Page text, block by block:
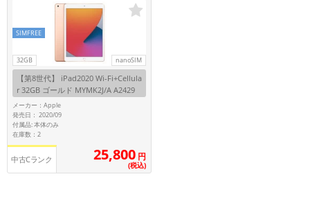
32GB nanoSIM
SIMFREE
【第8世代】 iPad2020 Wi-Fi+Cellula
r 32GB ゴールド MYMK2J/A A2429
【国内版SIMフリー】
メーカー：Apple
発売日： 2020/09
付属品: 本体のみ
在庫数：2
中古Cランク 25,800 円
(税込)
カテゴリー
商品ジャンルの絞り込み
「スマートフォン」「タブレット」など
シリーズ
商品シリーズ名・ブランド名の絞り込み。
「iPhone」「Xperia」「Galaxy」など
メーカー
製造、販売メーカーの絞り込み
「Apple」「SONY」「SHARP」など
機能・特徴
商品の搭載機能による絞り込み